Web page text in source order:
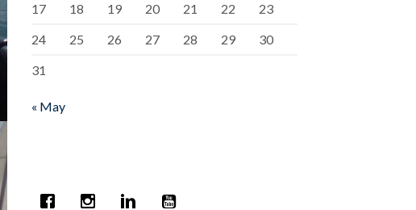
17
18 19 20 21 22
23
24
25 26 27 28 29
30
31
« May